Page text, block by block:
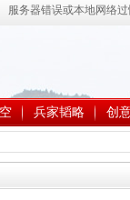
兵家韬略 创